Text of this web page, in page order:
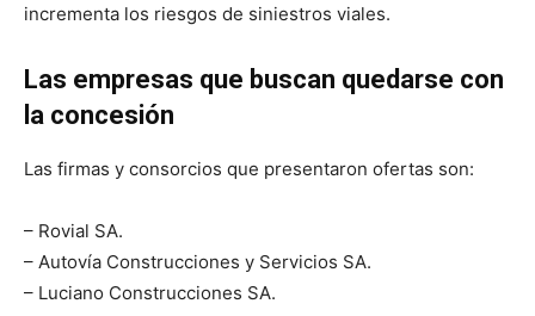
incrementa los riesgos de siniestros viales.
Las empresas que buscan quedarse con
la concesión
Las firmas y consorcios que presentaron ofertas son:
– Rovial SA.
– Autovía Construcciones y Servicios SA.
– Luciano Construcciones SA.